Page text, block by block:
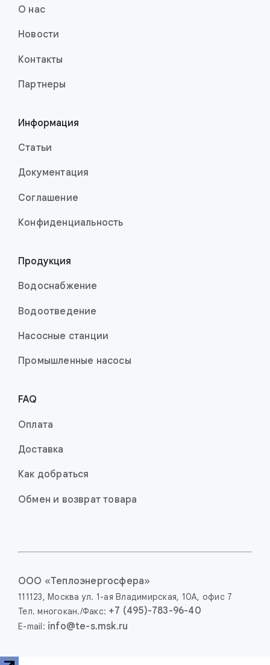
О нас
Новости
Контакты
Партнеры
Информация
Статьи
Документация
Соглашение
Конфиденци­аль­ность
Продукция
Водоснабжение
Водоотведение
Насосные станции
Промышленные насо­сы
FAQ
Оплата
Доставка
Как добраться
Обмен и возврат товара
OOO «Теплоэнерго­сфера»
111123, Москва ул. 1-ая Влади­мир­ская, 10А, офис 7
Тел. многокан./Факс: +7 (495)-783-96-40
E-mail: info@te-s.msk.ru